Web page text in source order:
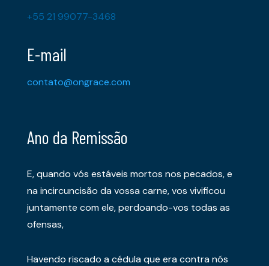
+55 21 99077-3468
E-mail
contato@ongrace.com
Ano da Remissão
E, quando vós estáveis mortos nos pecados, e
na incircuncisão da vossa carne, vos vivificou
juntamente com ele, perdoando-vos todas as
ofensas,
Havendo riscado a cédula que era contra nós